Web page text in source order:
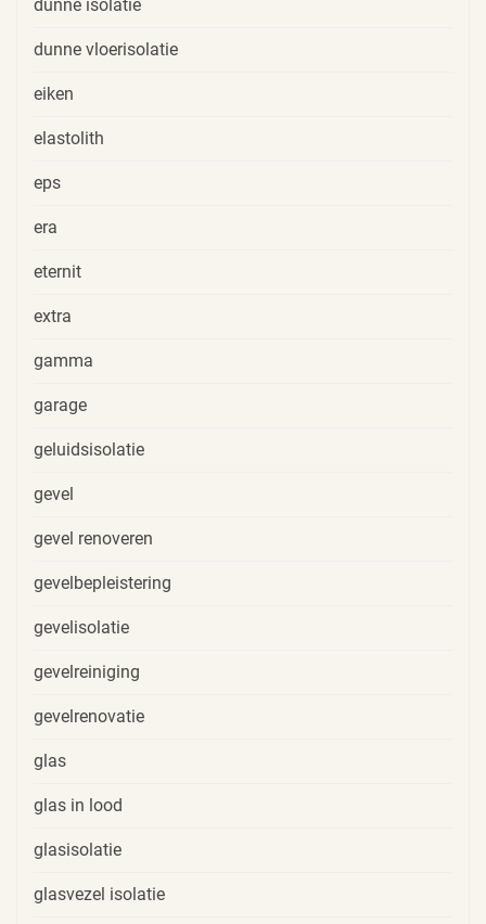
dunne isolatie
dunne vloerisolatie
eiken
elastolith
eps
era
eternit
extra
gamma
garage
geluidsisolatie
gevel
gevel renoveren
gevelbepleistering
gevelisolatie
gevelreiniging
gevelrenovatie
glas
glas in lood
glasisolatie
glasvezel isolatie